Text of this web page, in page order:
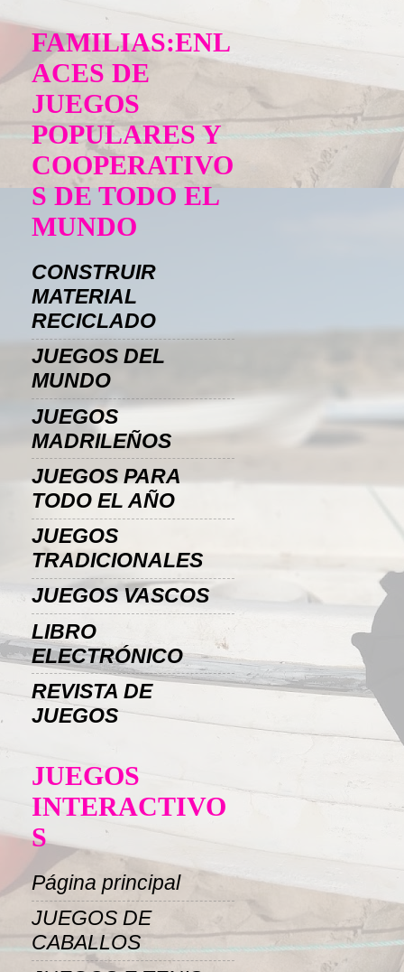
FAMILIAS:ENL
ACES DE
JUEGOS
POPULARES Y
COOPERATIVO
S DE TODO EL
MUNDO
CONSTRUIR
MATERIAL
RECICLADO
JUEGOS DEL
MUNDO
JUEGOS
MADRILEÑOS
JUEGOS PARA
TODO EL AÑO
JUEGOS
TRADICIONALES
JUEGOS VASCOS
LIBRO
ELECTRÓNICO
REVISTA DE
JUEGOS
JUEGOS
INTERACTIVO
S
Página principal
JUEGOS DE
CABALLOS